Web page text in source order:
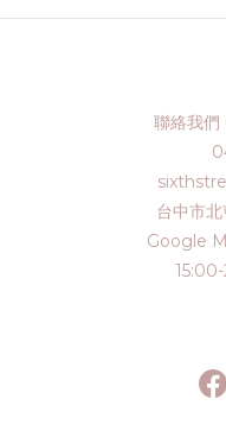
聯絡我
台中市
Google